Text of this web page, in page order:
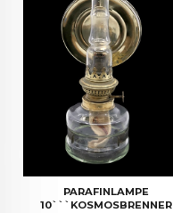
PARAFINLAMPE
10```KOSMOSBRENNER